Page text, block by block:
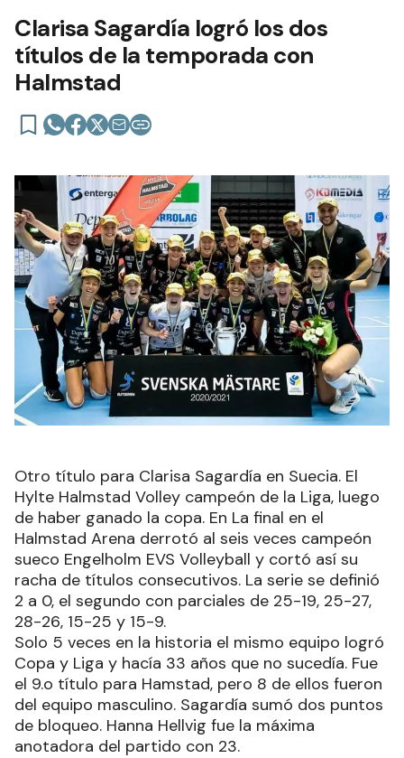
Clarisa Sagardía logró los dos
títulos de la temporada con
Halmstad
Otro título para Clarisa Sagardía en Suecia. El
Hylte Halmstad Volley campeón de la Liga, luego
de haber ganado la copa. En La final en el
Halmstad Arena derrotó al seis veces campeón
sueco Engelholm EVS Volleyball y cortó así su
racha de títulos consecutivos. La serie se definió
2 a 0, el segundo con parciales de 25-19, 25-27,
28-26, 15-25 y 15-9.
Solo 5 veces en la historia el mismo equipo logró
Copa y Liga y hacía 33 años que no sucedía. Fue
el 9.o título para Hamstad, pero 8 de ellos fueron
del equipo masculino. Sagardía sumó dos puntos
de bloqueo. Hanna Hellvig fue la máxima
anotadora del partido con 23.